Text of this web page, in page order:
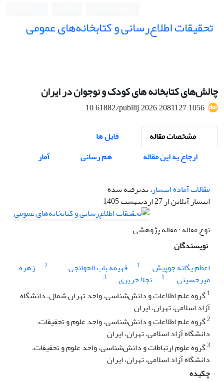
تحقیقات اطلاع‌رسانی و کتابخانه‌های عمومی
چالش‌های کتابخانه های کودک و نوجوان در ایران
10.61882/publlij.2026.2081127.1056
مشخصات مقاله
فایل ها
ارجاع به این مقاله
هم رسانی آمار
مقالات آماده انتشار، پذیرفته شده
انتشار آنلاین از 27 اردیبهشت 1405
نوع مقاله : مقاله پژوهشی
نویسندگان
اعظم یگانه جوپیش
1 فهیمه باب الحوائجی 2
زهره
میرحسینی
1 نجلا حریری
3
1گروه علم اطلاعات و دانش‌شناسی، واحد تهران شمال، دانشگاه
آزاد اسلامی، تهران، ایران
2گروه علم اطلاعات و دانش‌شناسی، واحد علوم و تحقیقات،
دانشگاه آزاد اسلامی، تهران، ایران
3گروه علوم ارتباطات و دانش‌شناسی، واحد علوم و تحقیقات،
دانشگاه آزاد اسلامی، تهران، ایران
چکیده